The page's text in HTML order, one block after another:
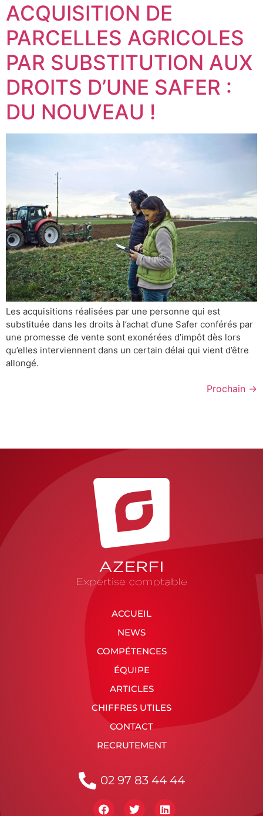
ACQUISITION DE
PARCELLES AGRICOLES
PAR SUBSTITUTION AUX
DROITS D’UNE SAFER :
DU NOUVEAU !
Les acquisitions réalisées par une personne qui est
substituée dans les droits à l’achat d’une Safer conférés par
une promesse de vente sont exonérées d’impôt dès lors
qu’elles interviennent dans un certain délai qui vient d’être
allongé.
Prochain →
ACCUEIL
NEWS
COMPÉTENCES
ÉQUIPE
ARTICLES
CHIFFRES UTILES
CONTACT
RECRUTEMENT
02 97 83 44 44